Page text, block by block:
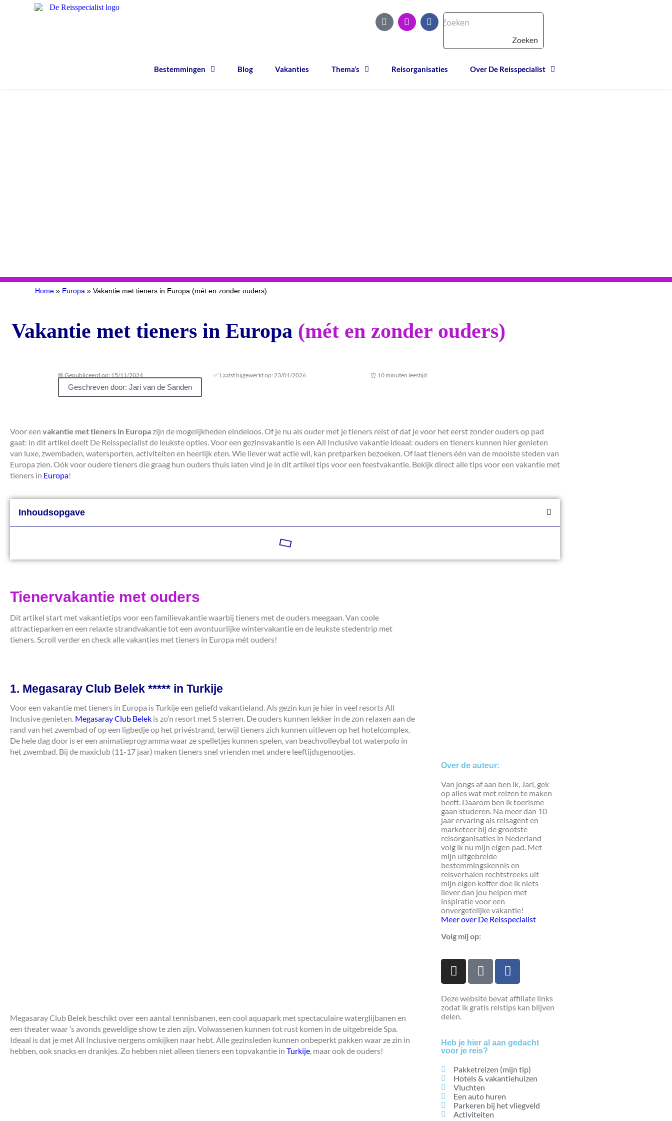
Zoeken
Bestemmingen Blog Vakanties Thema’s Reisorganisaties Over De Reisspecialist
Home » Europa » Vakantie met tieners in Europa (mét en zonder ouders)
Vakantie met tieners in Europa (mét en zonder ouders)
📅 Gepubliceerd op: 15/11/2024 ✅ Laatst bijgewerkt op: 23/01/2026 ⏰ 10 minuten leestijd
Geschreven door: Jari van de Sanden
Voor een vakantie met tieners in Europazijn de mogelijkheden eindeloos. Of je nu als ouder met je tieners reist of dat je voor het eerst zonder ouders op pad
gaat: in dit artikel deelt De Reisspecialist de leukste opties. Voor een gezinsvakantie is een All Inclusive vakantie ideaal: ouders en tieners kunnen hier genieten
van luxe, zwembaden, watersporten, activiteiten en heerlijk eten. Wie liever wat actie wil, kan pretparken bezoeken. Of laat tieners één van de mooiste steden van
Europa zien. Oók voor oudere tieners die graag hun ouders thuis laten vind je in dit artikel tips voor een feestvakantie. Bekijk direct alle tips voor een vakantie met
tieners in Europa!
Inhoudsopgave
Tienervakantie met ouders
Dit artikel start met vakantietips voor een familievakantie waarbij tieners met de ouders meegaan. Van coole
attractieparken en een relaxte strandvakantie tot een avontuurlijke wintervakantie en de leukste stedentrip met
tieners. Scroll verder en check alle vakanties met tieners in Europa mét ouders!
1. Megasaray Club Belek ***** in Turkije
Voor een vakantie met tieners in Europa is Turkije een geliefd vakantieland. Als gezin kun je hier in veel resorts All
Inclusive genieten. Megasaray Club Belek is zo’n resort met 5 sterren. De ouders kunnen lekker in de zon relaxen aan de
rand van het zwembad of op een ligbedje op het privéstrand, terwijl tieners zich kunnen uitleven op het hotelcomplex.
De hele dag door is er een animatieprogramma waar ze spelletjes kunnen spelen, van beachvolleybal tot waterpolo in
het zwembad. Bij de maxiclub (11-17 jaar) maken tieners snel vrienden met andere leeftijdsgenootjes.
Megasaray Club Belek beschikt over een aantal tennisbanen, een cool aquapark met spectaculaire waterglijbanen en
een theater waar ’s avonds geweldige show te zien zijn. Volwassenen kunnen tot rust komen in de uitgebreide Spa.
Ideaal is dat je met All Inclusive nergens omkijken naar hebt. Alle gezinsleden kunnen onbeperkt pakken waar ze zin in
hebben, ook snacks en drankjes. Zo hebben niet alleen tieners een topvakantie in Turkije, maar ook de ouders!
Over de auteur:
Van jongs af aan ben ik, Jari, gek
op alles wat met reizen te maken
heeft. Daarom ben ik toerisme
gaan studeren. Na meer dan 10
jaar ervaring als reisagent en
marketeer bij de grootste
reisorganisaties in Nederland
volg ik nu mijn eigen pad. Met
mijn uitgebreide
bestemmingskennis en
reisverhalen rechtstreeks uit
mijn eigen koffer doe ik niets
liever dan jou helpen met
inspiratie voor een
onvergetelijke vakantie!
Meer over De Reisspecialist
Volg mij op:
Deze website bevat affiliate links
zodat ik gratis reistips kan blijven
delen.
Heb je hier al aan gedacht
voor je reis?
Pakketreizen (mijn tip)
Hotels & vakantiehuizen
Vluchten
Een auto huren
Parkeren bij het vliegveld
Activiteiten